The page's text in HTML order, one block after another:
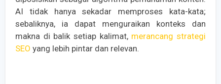
AI tidak hanya sekadar memproses kata-kata;
sebaliknya, ia dapat menguraikan konteks dan
makna di balik setiap kalimat, merancang strategi
SEO yang lebih pintar dan relevan.